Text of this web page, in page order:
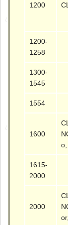
1200
1200-
1258
1300-
1545
1554
1600
o,
1615-
2000
2000